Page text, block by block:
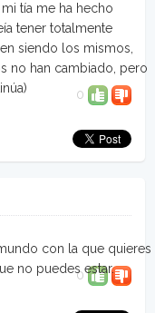
tía me ha hecho
tener totalmente
siendo los mismos,
no han cambiado, pero
0
con la que quieres
no puedes estar.
0